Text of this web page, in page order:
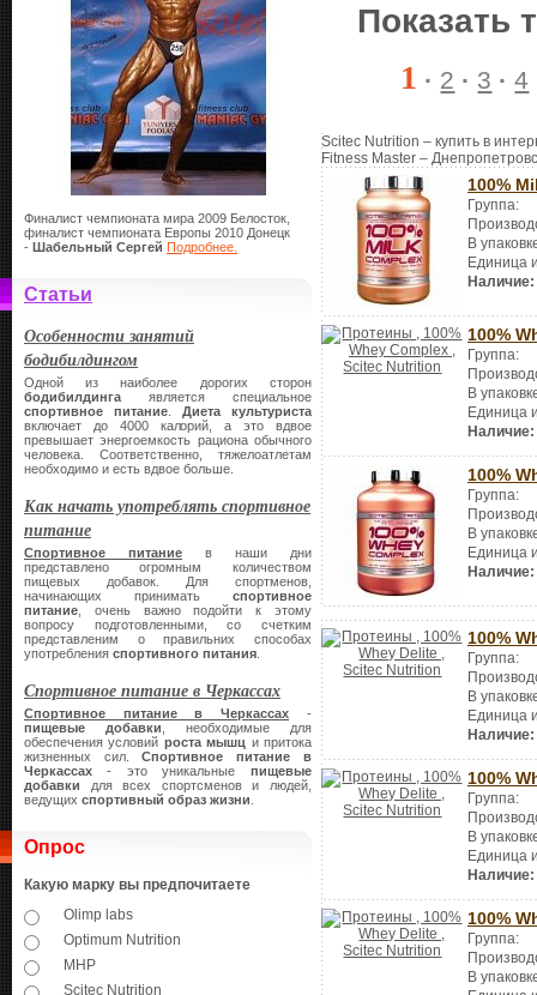
Финалист чемпионата мира 2009 Белосток,
финалист чемпионата Европы 2010 Донецк
- Шабельный Сергей Подробнее.
Статьи
Особенности занятий
бодибилдингом
Одной из наиболее дорогих сторон
бодибилдинга является специальное
спортивное питание
Диета культуриста
включает до 4000 калорий, а это вдвое
превышает энергоемкость рациона обычного
человека. Соответственно, тяжелоатлетам
необходимо и есть вдвое больше.
Как начать употреблять спортивное
питание
Спортивное питание в наши дни
представлено огромным количеством
пищевых добавок. Для спортменов,
начинающих принимать спортивное
питание , очень важно подойти к этому
вопросу подготовленными, со счетким
представленим о правильних способах
употребления спортивного питания
Спортивное питание в Черкассах
Спортивное питание в Черкассах -
пищевые добавки , необходимые для
обеспечения условий роста мышц и притока
жизненных сил.Спортивное питание в
Черкассах - это уникальные пищевые
добавки для всех спортсменов и людей,
ведущих спортивный образ жизни
Опрос
Какую марку вы предпочитаете
Olimp labs
Optimum Nutrition
MHP
Scitec Nutrition
Показать
1 · 2 · 3 ·4
Scitec Nutrition – купить в
Fitness Master –
100%
Группа:
В
Единица
Наличие:
100%
Группа:
В
Единица
Наличие:
100%
Группа:
В
Единица
Наличие:
100%
Группа:
В
Единица
Наличие:
100%
Группа:
В
Единица
Наличие:
100%
Группа:
В